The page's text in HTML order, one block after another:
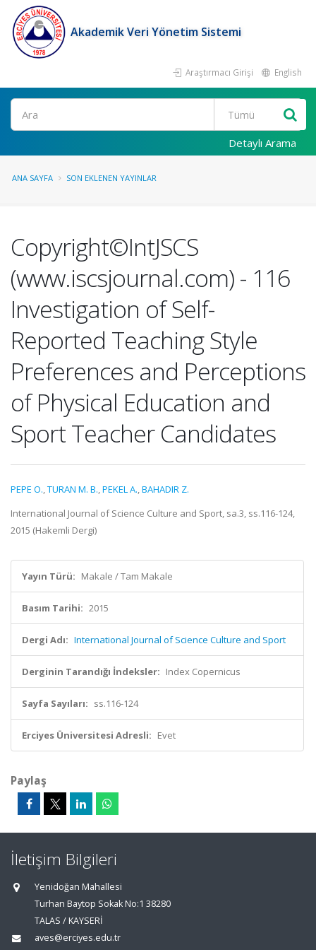
Akademik Veri Yönetim Sistemi
Araştırmacı Girişi English
Ara
Detaylı Arama
ANA SAYFA SON EKLENEN YAYINLAR
Copyright©IntJSCS
(www.iscsjournal.com) - 116
Investigation of Self-
Reported Teaching Style
Preferences and Perceptions
of Physical Education and
Sport Teacher Candidates
PEPE O.,TURAN M. B.,PEKEL A.,BAHADIR Z.
International Journal of Science Culture and Sport, sa.3, ss.116-124,
2015 (Hakemli Dergi)
Yayın Türü: Makale / Tam Makale
Basım Tarihi: 2015
Dergi Adı: International Journal of Science Culture and Sport
Derginin Tarandığı İndeksler: Index Copernicus
Sayfa Sayıları: ss.116-124
Erciyes Üniversitesi Adresli: Evet
Paylaş
İletişim Bilgileri
Yenidoğan Mahallesi
Turhan Baytop Sokak No:1 38280
TALAS / KAYSERİ
aves@erciyes.edu.tr